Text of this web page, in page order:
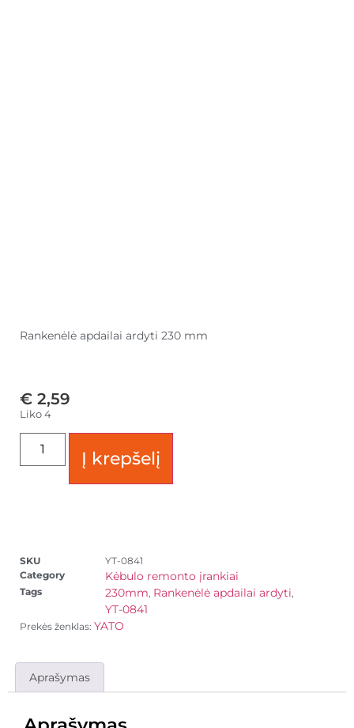
Rankenėlė apdailai ardyti 230 mm
€ 2,59
Liko 4
Į krepšelį
SKU
YT-0841
Category
Kėbulo remonto įrankiai
Tags 230mm, Rankenėlė apdailai ardyti,
YT-0841
Prekės ženklas: YATO
Aprašymas